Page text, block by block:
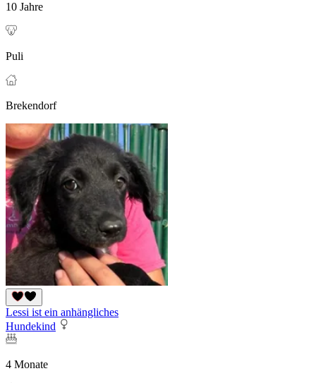
10 Jahre
Puli
Brekendorf
Lessi ist ein anhängliches
Hundekind
4 Monate